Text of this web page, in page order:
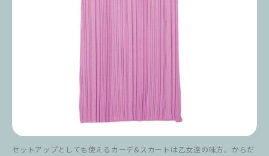
セットアップとしても使えるカーデ&スカートは乙女達の味方。からだ